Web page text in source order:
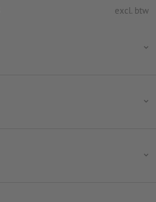
excl. btw